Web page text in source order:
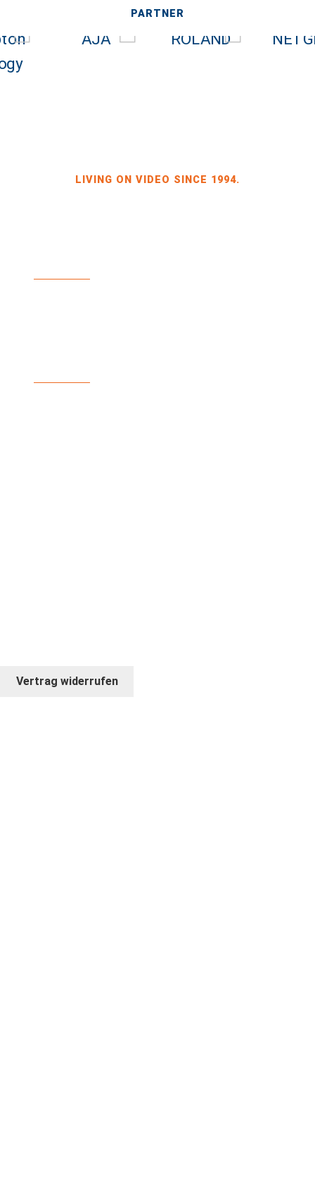
PARTNER
LIVING ON VIDEO SINCE 1994.
Vertrag widerrufen